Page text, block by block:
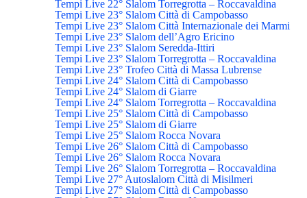
Tempi Live 22° Slalom Torregrotta – Roccavaldina
Tempi Live 23° Slalom Città di Campobasso
Tempi Live 23° Slalom Città Internazionale dei Marmi
Tempi Live 23° Slalom dell’Agro Ericino
Tempi Live 23° Slalom Seredda-Ittiri
Tempi Live 23° Slalom Torregrotta – Roccavaldina
Tempi Live 23° Trofeo Città di Massa Lubrense
Tempi Live 24° Slalom Città di Campobasso
Tempi Live 24° Slalom di Giarre
Tempi Live 24° Slalom Torregrotta – Roccavaldina
Tempi Live 25° Slalom Città di Campobasso
Tempi Live 25° Slalom di Giarre
Tempi Live 25° Slalom Rocca Novara
Tempi Live 26° Slalom Città di Campobasso
Tempi Live 26° Slalom Rocca Novara
Tempi Live 26° Slalom Torregrotta – Roccavaldina
Tempi Live 27° Autoslalom Città di Misilmeri
Tempi Live 27° Slalom Città di Campobasso